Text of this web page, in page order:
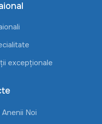
excepționale
Anenii Noi